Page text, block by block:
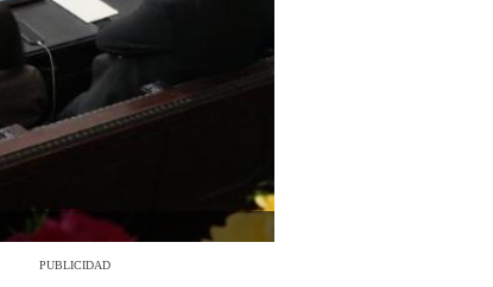
PUBLICIDAD